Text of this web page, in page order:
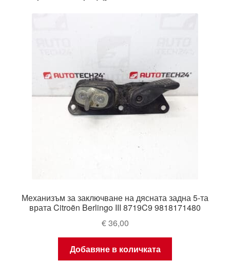
Механизъм за заключване на дясната задна 5-та
врата Citroën Berlingo III 8719C9 9818171480
€36,00
Добавяне в количката